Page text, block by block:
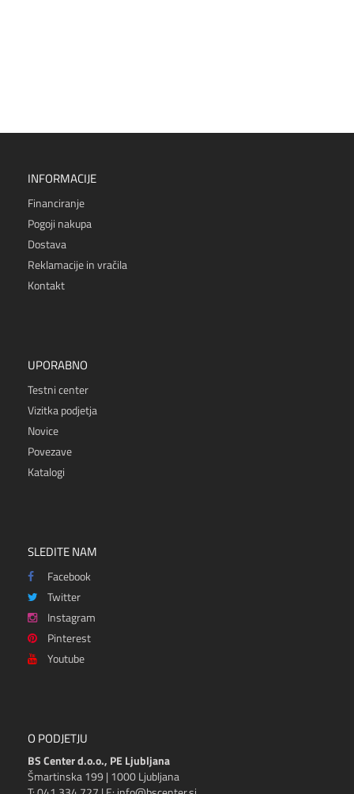
INFORMACIJE
Financiranje
Pogoji nakupa
Dostava
Reklamacije in vračila
Kontakt
UPORABNO
Testni center
Vizitka podjetja
Novice
Povezave
Katalogi
SLEDITE NAM
Facebook
Twitter
Instagram
Pinterest
Youtube
O PODJETJU
BS Center d.o.o., PE Ljubljana
Šmartinska 199 | 1000 Ljubljana